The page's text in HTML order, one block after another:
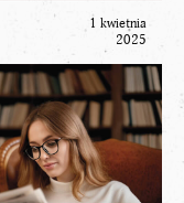
1 kwietnia
2025